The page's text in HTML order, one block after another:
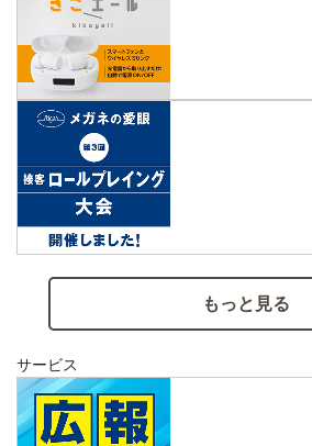
もっと見る
サービス